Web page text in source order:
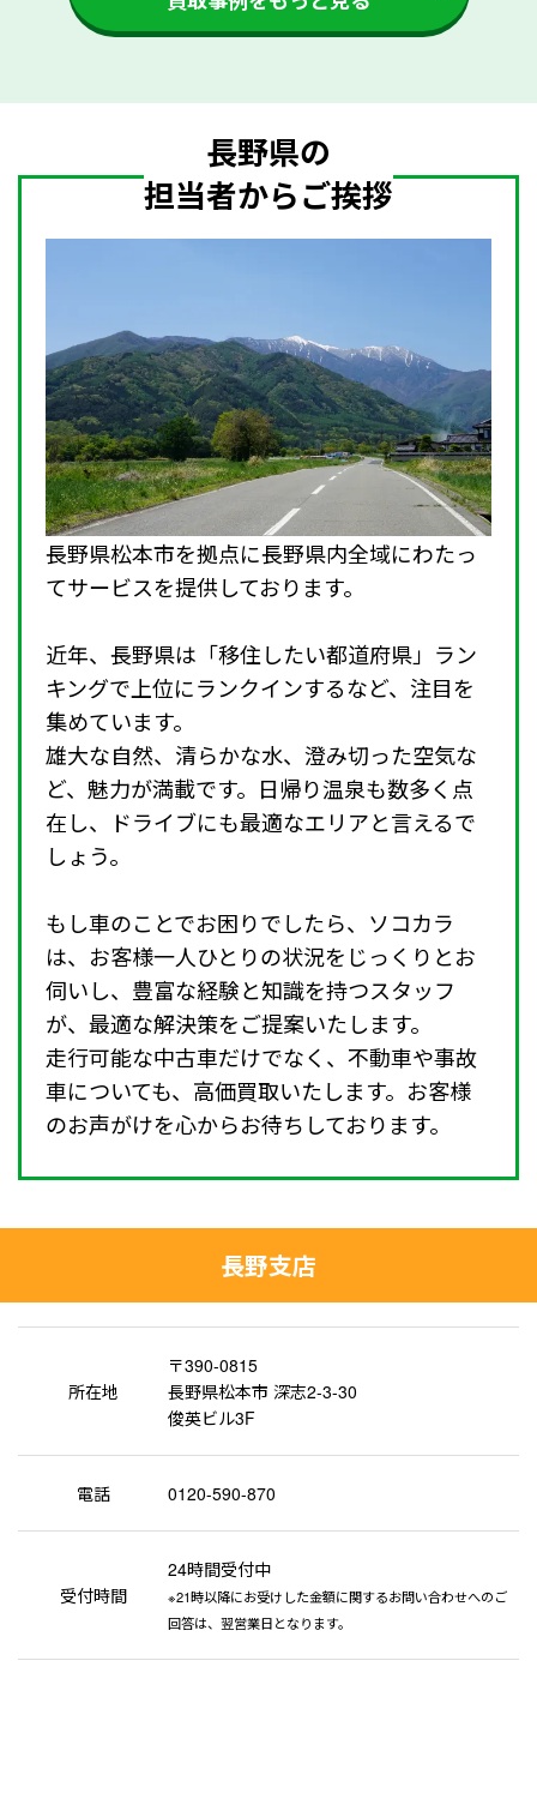
長野県の
担当者からご挨拶
長野県松本市を拠点に長野県内全域にわたっ
てサービスを提供しております。
近年、長野県は「移住したい都道府県」ラン
キングで上位にランクインするなど、注目を
集めています。
雄大な自然、清らかな水、澄み切った空気な
ど、魅力が満載です。日帰り温泉も数多く点
在し、ドライブにも最適なエリアと言えるで
しょう。
もし車のことでお困りでしたら、ソコカラ
は、お客様一人ひとりの状況をじっくりとお
伺いし、豊富な経験と知識を持つスタッフ
が、最適な解決策をご提案いたします。
走行可能な中古車だけでなく、不動車や事故
車についても、高価買取いたします。お客様
のお声がけを心からお待ちしております。
長野支店
所在地
〒390-0815
長野県松本市 深志2-3-30
俊英ビル3F
電話 0120-590-870
受付時間
24時間受付中
※21時以降にお受けした金額に関するお問い合わせへのご
回答は、翌営業日となります。